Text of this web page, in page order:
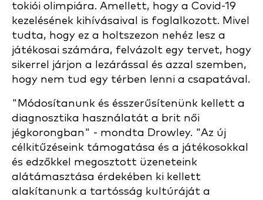
tokiói olimpiára. Amellett, hogy a Covid-19
kezelésének kihívásaival is foglalkozott. Mivel
tudta, hogy ez a holtszezon nehéz lesz a
játékosai számára, felvázolt egy tervet, hogy
sikerrel járjon a lezárással és azzal szemben,
hogy nem tud egy térben lenni a csapatával.
"Módosítanunk és ésszerűsítenünk kellett a
diagnosztika használatát a brit női
jégkorongban" - mondta Drowley. "Az új
célkitűzéseink támogatása és a játékosokkal
és edzőkkel megosztott üzeneteink
alátámasztása érdekében ki kellett
alakítanunk a tartósság kultúráját a